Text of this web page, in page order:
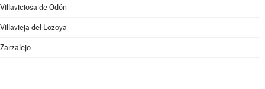
Villaviciosa de Odón
Villavieja del Lozoya
Zarzalejo